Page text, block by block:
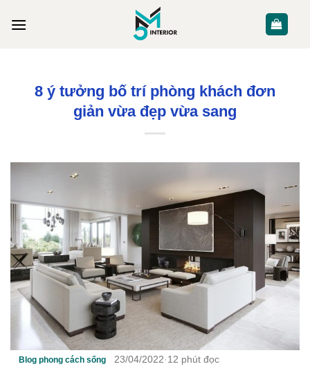
8 ý tưởng bố trí phòng khách đơn
giản vừa đẹp vừa sang
Blog phong cách sống 23/04/2022· 12 phút đọc